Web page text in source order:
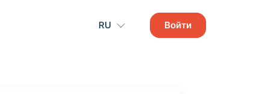
RU Войти